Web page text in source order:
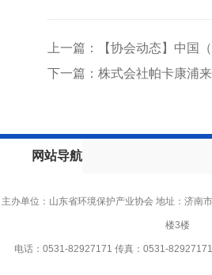
上一篇：【协会动态】中国
下一篇：株式会社帕卡康浦
网站导航
主办单位：山东省环境保护产业协会 地址：济南
楼3楼
电话：0531-82927171 传真：0531-82927171